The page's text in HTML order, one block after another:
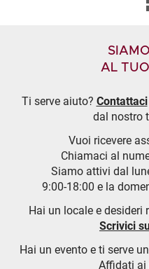
AL
Ti serve aiuto? Contattaci
dal nostro
Vuoi ricevere
Chiamaci al
Siamo attivi dal
9:00-18:00 e la
Hai un locale e desideri
Scrivici
Hai un evento e ti serve
Affidati ai